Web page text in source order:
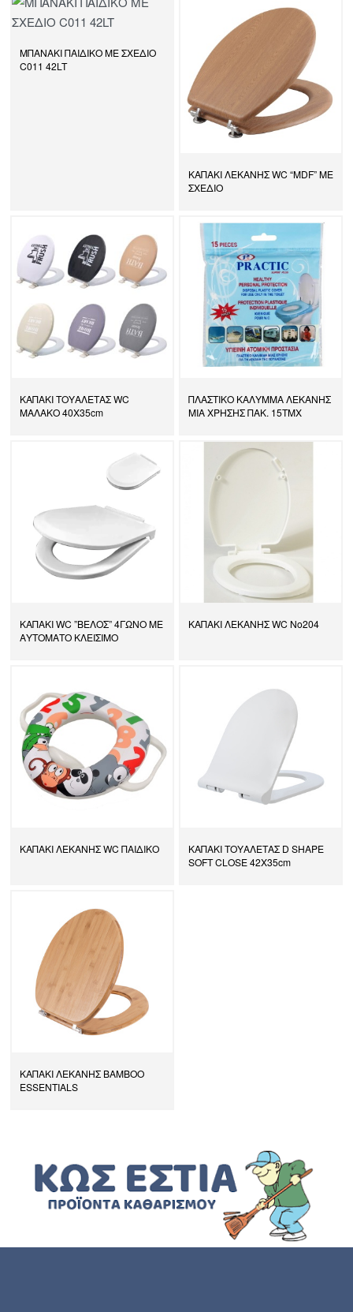
ΜΠΑΝΑΚΙ ΠΑΙΔΙΚΟ ΜΕ ΣΧΕΔΙΟ
C011 42LT
ΚΑΠΑΚΙ ΛΕΚΑΝΗΣ WC “MDF” ΜΕ
ΣΧΕΔΙΟ
ΚΑΠΑΚΙ ΤΟΥΑΛΕΤΑΣ WC
ΜΑΛΑΚΟ 40Χ35cm
ΠΛΑΣΤΙΚΟ ΚΑΛΥΜΜΑ ΛΕΚΑΝΗΣ
ΜΙΑ ΧΡΗΣΗΣ ΠΑΚ. 15ΤΜΧ
ΚΑΠΑΚΙ WC ”ΒΕΛΟΣ” 4ΓΩΝΟ ΜΕ
ΑΥΤΟΜΑΤΟ ΚΛΕΙΣΙΜΟ
ΚΑΠΑΚΙ ΛΕΚΑΝΗΣ WC Νο204
ΚΑΠΑΚΙ ΛΕΚΑΝΗΣ WC ΠΑΙΔΙΚΟ
ΚΑΠΑΚΙ ΤΟΥΑΛΕΤΑΣ D SHAPE
SOFT CLOSE 42Χ35cm
ΚΑΠΑΚΙ ΛΕΚΑΝΗΣ BAMBOO
ESSENTIALS